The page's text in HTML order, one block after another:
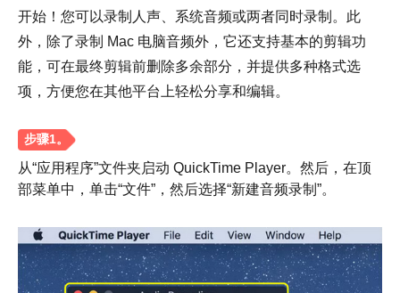
开始！您可以录制人声、系统音频或两者同时录制。此
外，除了录制 Mac 电脑音频外，它还支持基本的剪辑功
能，可在最终剪辑前删除多余部分，并提供多种格式选
项，方便您在其他平台上轻松分享和编辑。
从“应用程序”文件夹启动 QuickTime Player。然后，在顶
部菜单中，单击“文件”，然后选择“新建音频录制”。